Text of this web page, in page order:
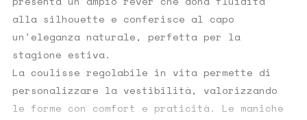
alla silhouette e conferisce al capo
un'eleganza naturale, perfetta per la
stagione estiva.
La coulisse regolabile in vita permette di
personalizzare la vestibilità, valorizzando
le forme con comfort e praticità. Le maniche